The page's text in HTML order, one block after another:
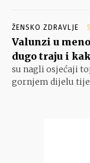
ŽENSKO ZDRAVLJE
Valunzi u
dugo traju i
su nagli osjećaji
gornjem dijelu